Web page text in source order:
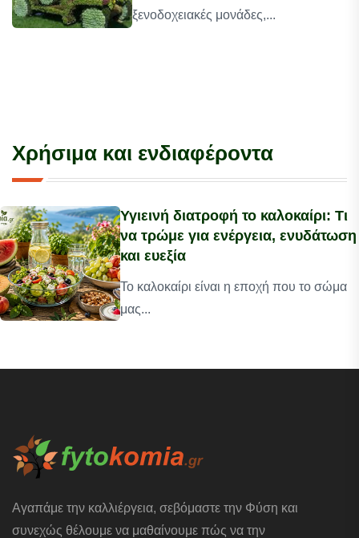
ξενοδοχειακές μονάδες,...
Χρήσιμα και ενδιαφέροντα
Υγιεινή διατροφή το καλοκαίρι: Τι
να τρώμε για ενέργεια, ενυδάτωση
και ευεξία
Το καλοκαίρι είναι η εποχή που το σώμα
μας...
Αγαπάμε την καλλιέργεια, σεβόμαστε την Φύση και
συνεχώς θέλουμε να μαθαίνουμε πώς να την